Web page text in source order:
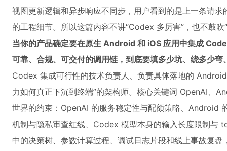
视图更新逻辑和异步响应不同步，用户看到的是上一条请
的工程细节。所以这篇内容不讲“Codex 多厉害”，也不鼓
当你的产品确定要在原生 Android 和 iOS 应用中集成
可靠、合规、可交付的调用链，到底要填多少坑、绕多少弯
Codex 集成可行性的技术负责人、负责具体落地的
力如何真正下沉到终端”的架构师。核心关键词 OpenAI、
世界的约束：OpenAI 的服务稳定性与配额策略、Android
机制与隐私审查红线、Codex 模型本身的输入长度限制与
中的决策树、参数计算过程、调试日志片段和线上事故复盘